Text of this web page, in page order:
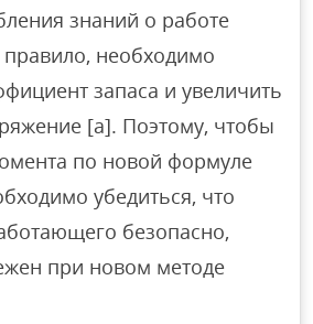
знаний о работе
правило, необходимо
запаса и увеличить
[а]. Поэтому, чтобы
по новой формуле
убедиться, что
безопасно,
при новом методе